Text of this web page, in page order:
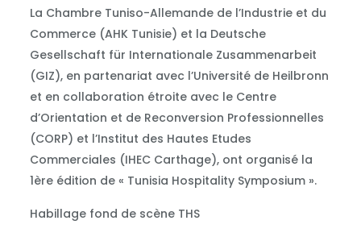
La Chambre Tuniso-Allemande de l’Industrie et du
Commerce (AHK Tunisie) et la Deutsche
Gesellschaft für Internationale Zusammenarbeit
(GIZ), en partenariat avec l’Université de Heilbronn
et en collaboration étroite avec le Centre
d’Orientation et de Reconversion Professionnelles
(CORP) et l’Institut des Hautes Etudes
Commerciales (IHEC Carthage), ont organisé la
1ère édition de « Tunisia Hospitality Symposium ».
Habillage fond de scène THS